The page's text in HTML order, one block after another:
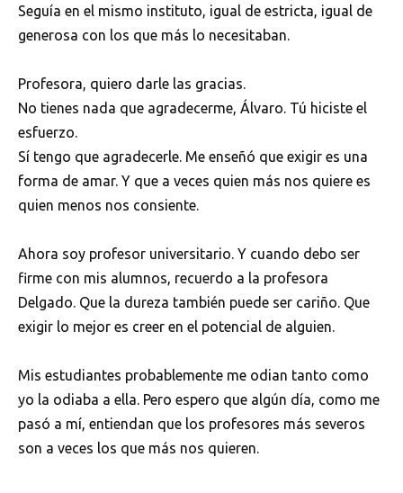
Seguía en el mismo instituto, igual de estricta, igual de
generosa con los que más lo necesitaban.
Profesora, quiero darle las gracias.
No tienes nada que agradecerme, Álvaro. Tú hiciste el
esfuerzo.
Sí tengo que agradecerle. Me enseñó que exigir es una
forma de amar. Y que a veces quien más nos quiere es
quien menos nos consiente.
Ahora soy profesor universitario. Y cuando debo ser
firme con mis alumnos, recuerdo a la profesora
Delgado. Que la dureza también puede ser cariño. Que
exigir lo mejor es creer en el potencial de alguien.
Mis estudiantes probablemente me odian tanto como
yo la odiaba a ella. Pero espero que algún día, como me
pasó a mí, entiendan que los profesores más severos
son a veces los que más nos quieren.